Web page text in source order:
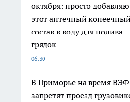
октября: просто добавляю
этот аптечный копеечный
состав в воду для полива
грядок
06:30
В Приморье на время ВЭФ
запретят проезд